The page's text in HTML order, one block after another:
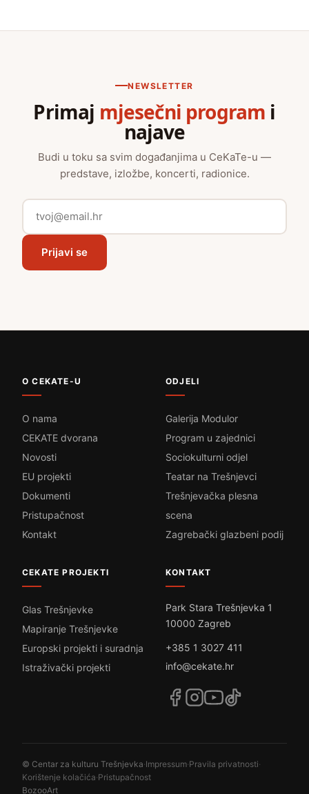
NEWSLETTER
Primaj mjesečni program i
najave
Budi u toku sa svim događanjima u CeKaTe-u —
predstave, izložbe, koncerti, radionice.
Prijavi se
O CEKATE-U
O nama
CEKATE dvorana
Novosti
EU projekti
Dokumenti
Pristupačnost
Kontakt
ODJELI
Galerija Modulor
Program u zajednici
Sociokulturni odjel
Teatar na Trešnjevci
Trešnjevačka plesna
scena
Zagrebački glazbeni podij
CEKATE PROJEKTI
Glas Trešnjevke
Mapiranje Trešnjevke
Europski projekti i suradnja
Istraživački projekti
KONTAKT
Park Stara Trešnjevka 1
10000 Zagreb
+385 1 3027 411
info@cekate.hr
© Centar za kulturu Trešnjevka·Impressum·Pravila privatnosti·
Korištenje kolačića·Pristupačnost
BozooArt